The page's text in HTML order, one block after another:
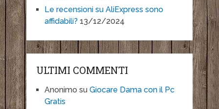
Le recensioni su AliExpress sono
affidabili? 13/12/2024
ULTIMI COMMENTI
Anonimo su Giocare Dama con il Pc
Gratis